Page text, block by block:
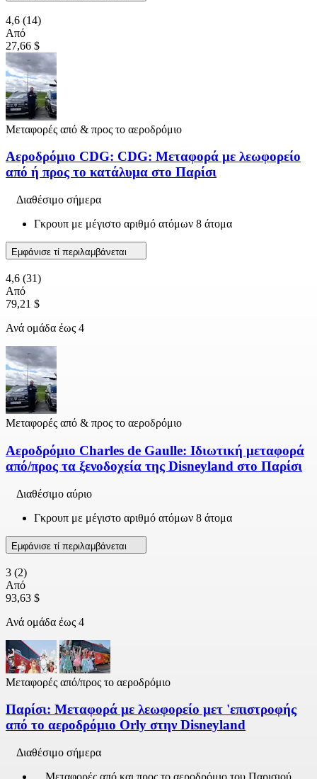
4,6 (14)
Από
27,66 $
Μεταφορές από & προς το αεροδρόμιο
Αεροδρόμιο CDG: CDG: Μεταφορά με λεωφορείο
από ή προς το κατάλυμα στο Παρίσι
Διαθέσιμο σήμερα
Γκρουπ με μέγιστο αριθμό ατόμων 8 άτομα
Εμφάνισε τί περιλαμβάνεται
4,6 (31)
Από
79,21 $
Ανά ομάδα έως 4
Μεταφορές από & προς το αεροδρόμιο
Αεροδρόμιο Charles de Gaulle: Ιδιωτική μεταφορά
από/προς τα ξενοδοχεία της Disneyland στο Παρίσι
Διαθέσιμο αύριο
Γκρουπ με μέγιστο αριθμό ατόμων 8 άτομα
Εμφάνισε τί περιλαμβάνεται
3 (2)
Από
93,63 $
Ανά ομάδα έως 4
Μεταφορές από/προς το αεροδρόμιο
Παρίσι: Μεταφορά με λεωφορείο μετ 'επιστροφής
από το αεροδρόμιο Orly στην Disneyland
Διαθέσιμο σήμερα
Μεταφορές από και προς το αεροδρόμιο του Παρισιού